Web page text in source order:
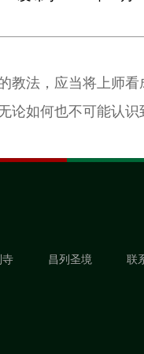
教法，应当将上师
论如何也不可能认
寺 昌列圣境 联